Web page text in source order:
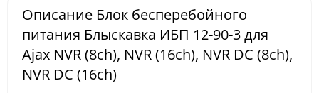
Описание Блок бесперебойного
питания Блыскавка ИБП 12-90-3 для
Ajax NVR (8ch), NVR (16ch), NVR DC (8ch),
NVR DC (16ch)